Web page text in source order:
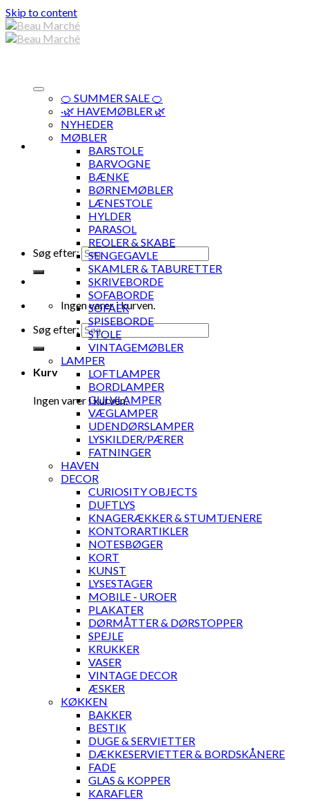
Skip to content
Søg efter:
Ingen varer i kurven.
Søg efter:
Kurv
Ingen varer i kurven.
🍊 SUMMER SALE 🍊
·🌿 HAVEMØBLER 🌿
NYHEDER
MØBLER
BARSTOLE
BARVOGNE
BÆNKE
BØRNEMØBLER
LÆNESTOLE
HYLDER
PARASOL
REOLER & SKABE
SENGEGAVLE
SKAMLER & TABURETTER
SKRIVEBORDE
SOFABORDE
SOFAER
SPISEBORDE
STOLE
VINTAGEMØBLER
LAMPER
LOFTLAMPER
BORDLAMPER
GULVLAMPER
VÆGLAMPER
UDENDØRSLAMPER
LYSKILDER/PÆRER
FATNINGER
HAVEN
DECOR
CURIOSITY OBJECTS
DUFTLYS
KNAGERÆKKER & STUMTJENERE
KONTORARTIKLER
NOTESBØGER
KORT
KUNST
LYSESTAGER
MOBILE - UROER
PLAKATER
DØRMÅTTER & DØRSTOPPER
SPEJLE
KRUKKER
VASER
VINTAGE DECOR
ÆSKER
KØKKEN
BAKKER
BESTIK
DUGE & SERVIETTER
DÆKKESERVIETTER & BORDSKÅNERE
FADE
GLAS & KOPPER
KARAFLER